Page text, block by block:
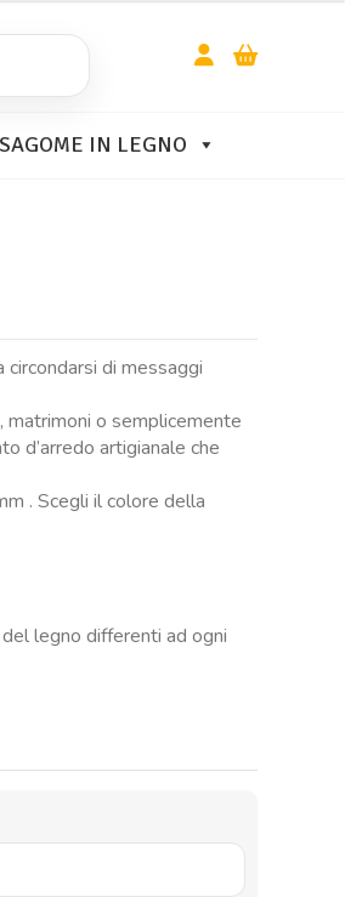
SAGOME IN LEGNO
circondarsi di messaggi
matrimoni o semplicemente
d’arredo artigianale che
. Scegli il colore della
legno differenti ad ogni